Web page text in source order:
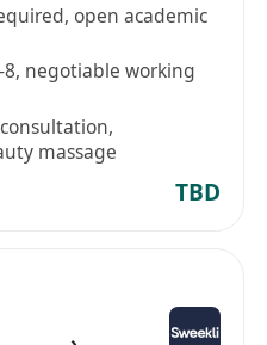
open academic
negotiable working
massage
TBD